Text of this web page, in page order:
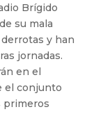
Brígido
su mala
y han
jornadas.
en el
el conjunto
primeros